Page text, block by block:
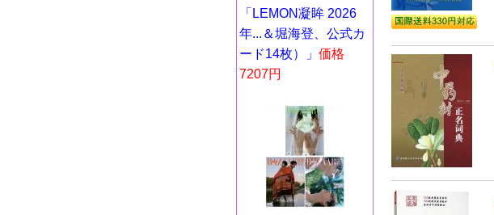
「LEMON凝眸 2026
年...＆堀海登、公式カ
ード14枚）」 価格
7207円